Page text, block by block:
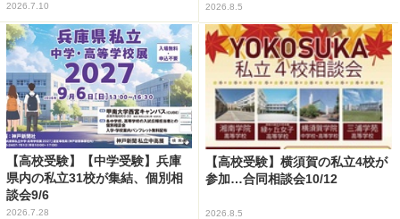
2026.7.10 2026.8.5
【高校受験】【中学受験】兵庫
県内の私立31校が集結、個別相
談会9/6
2026.7.28
【高校受験】横須賀の私立4校が
参加…合同相談会10/12
2026.8.5